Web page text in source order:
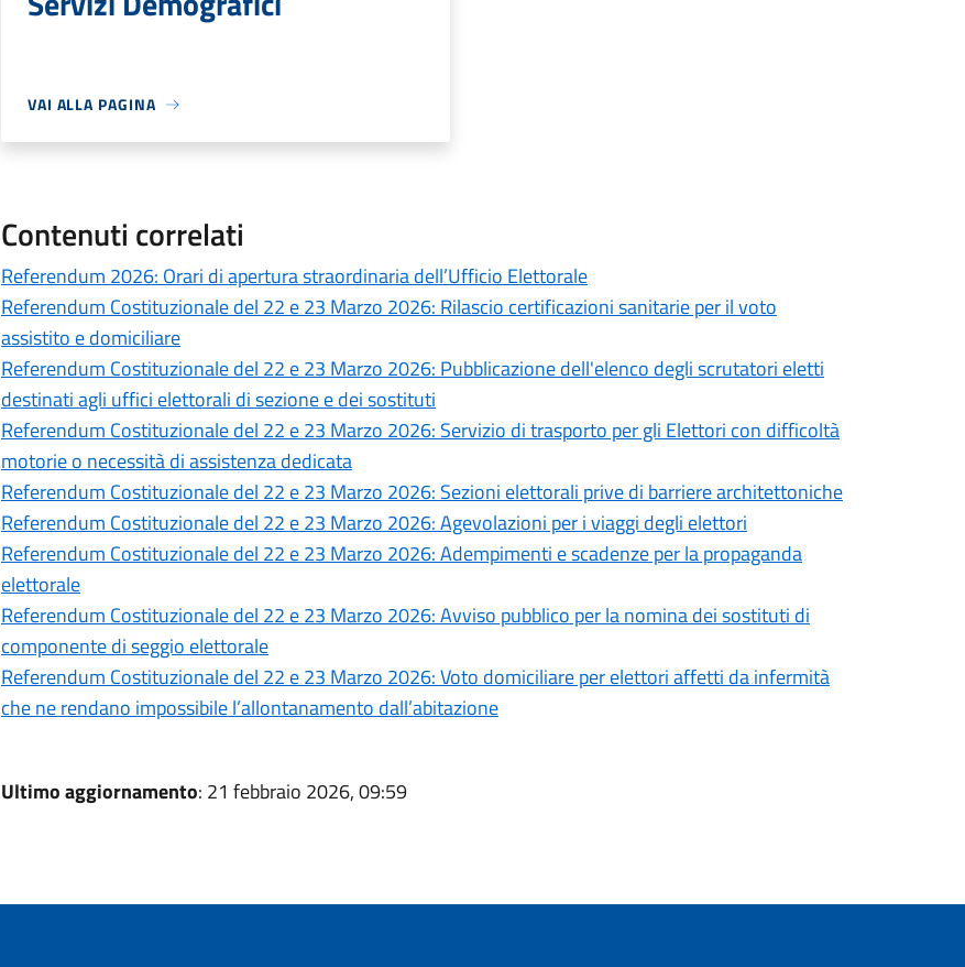
VAI ALLA PAGINA
Contenuti correlati
Referendum 2026: Orari di apertura straordinaria dell’Ufficio Elettorale
Referendum Costituzionale del 22 e 23 Marzo 2026: Rilascio certificazioni sanitarie per il voto
assistito e domiciliare
Referendum Costituzionale del 22 e 23 Marzo 2026: Pubblicazione dell'elenco degli scrutatori eletti
destinati agli uffici elettorali di sezione e dei sostituti
Referendum Costituzionale del 22 e 23 Marzo 2026: Servizio di trasporto per gli Elettori con difficoltà
motorie o necessità di assistenza dedicata
Referendum Costituzionale del 22 e 23 Marzo 2026: Sezioni elettorali prive di barriere architettoniche
Referendum Costituzionale del 22 e 23 Marzo 2026: Agevolazioni per i viaggi degli elettori
Referendum Costituzionale del 22 e 23 Marzo 2026: Adempimenti e scadenze per la propaganda
elettorale
Referendum Costituzionale del 22 e 23 Marzo 2026: Avviso pubblico per la nomina dei sostituti di
componente di seggio elettorale
Referendum Costituzionale del 22 e 23 Marzo 2026: Voto domiciliare per elettori affetti da infermità
che ne rendano impossibile l’allontanamento dall’abitazione
Ultimo aggiornamento: 21 febbraio 2026, 09:59